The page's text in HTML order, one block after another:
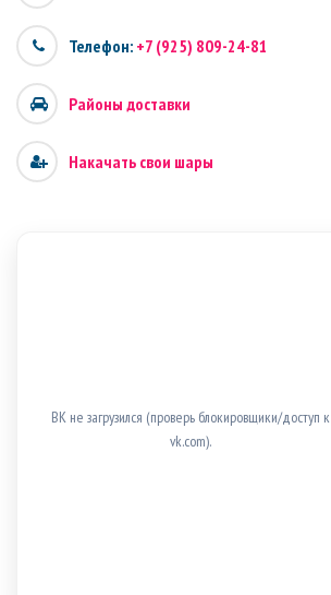
Телефон: +7 (925) 809-24-81
Районы доставки
Накачать свои шары
ВК не загрузился (проверь блокировщики/доступ к
vk.com).